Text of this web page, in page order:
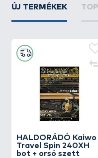
ÚJ TERMÉKEK
HALDORÁDÓ Kaiwo
Travel Spin 240XH
bot + orsó szett